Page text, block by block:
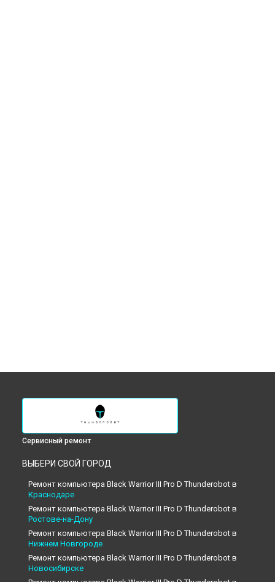
Сервисный ремонт
ВЫБЕРИ СВОЙ ГОРОД
Ремонт компьютера Black Warrior III Pro D Thunderobot в
Краснодаре
Ремонт компьютера Black Warrior III Pro D Thunderobot в
Ростове-на-Дону
Ремонт компьютера Black Warrior III Pro D Thunderobot в
Нижнем Новгороде
Ремонт компьютера Black Warrior III Pro D Thunderobot в
Новосибирске